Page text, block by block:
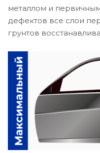
металлом и
дефектов все слои
грунтов